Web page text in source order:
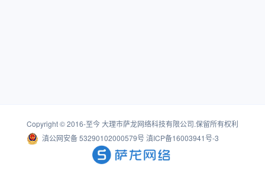
Copyright © 2016-至今大理市萨龙网络科技有限公司.保留所有权利
滇公网安备 53290102000579号 滇ICP备16003941号-3